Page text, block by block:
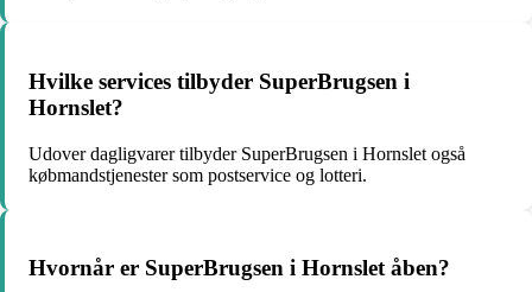
Hvilke services tilbyder SuperBrugsen i
Hornslet?
Udover dagligvarer tilbyder SuperBrugsen i Hornslet også
købmandstjenester som postservice og lotteri.
Hvornår er SuperBrugsen i Hornslet åben?